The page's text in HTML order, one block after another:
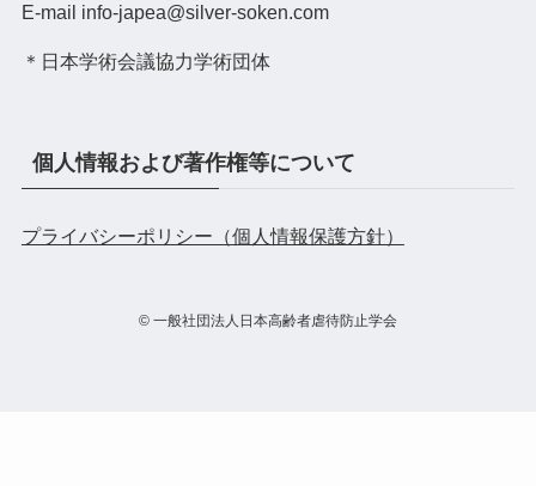
E-mail info-japea@silver-soken.com
＊日本学術会議協力学術団体
個人情報および著作権等について
プライバシーポリシー（個人情報保護方針）
© 一般社団法人日本高齢者虐待防止学会